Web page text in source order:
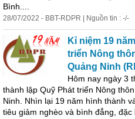
Bình....
28/07/2022 - BBT-RDPR | Nguồn tin : -/-
Kỉ niệm 19
triển Nông
Quảng Ninh
Hôm nay ngày 3
thành lập Quỹ Phát triển Nông
Ninh. Nhìn lại 19 năm hình thành
tiêu giảm nghèo và bình đẳng,